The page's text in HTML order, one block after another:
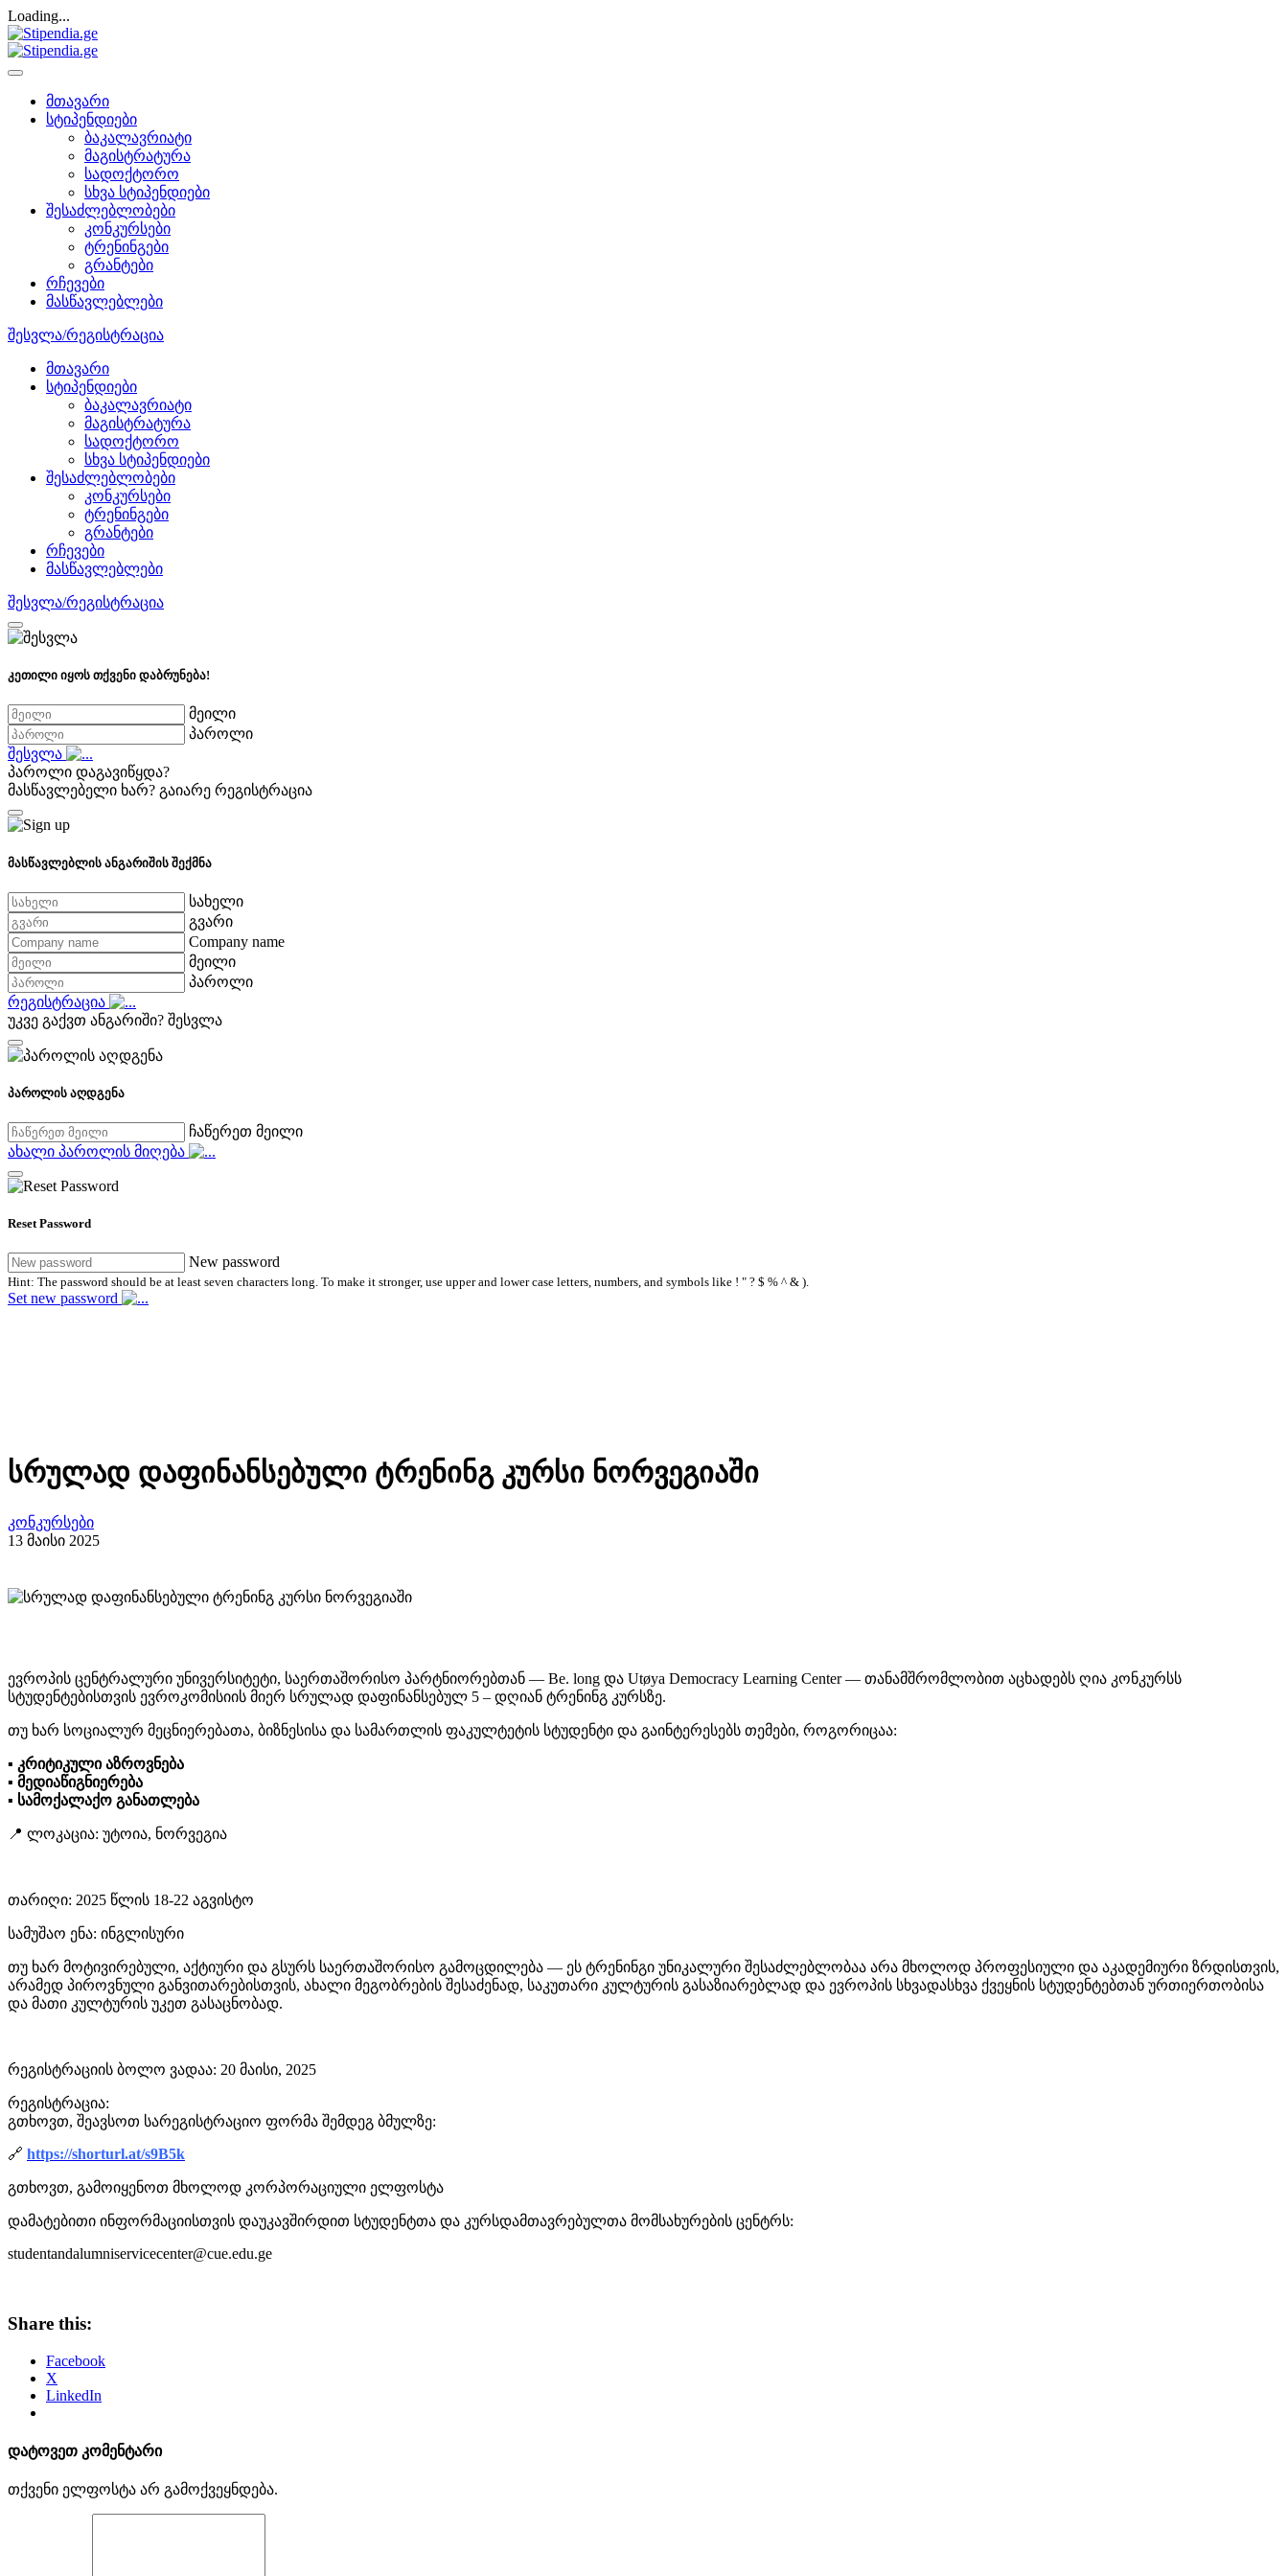
Loading...
მთავარი
სტიპენდიები
ბაკალავრიატი
მაგისტრატურა
სადოქტორო
სხვა სტიპენდიები
შესაძლებლობები
კონკურსები
ტრენინგები
გრანტები
რჩევები
მასწავლებლები
შესვლა/რეგისტრაცია
მთავარი
სტიპენდიები
ბაკალავრიატი
მაგისტრატურა
სადოქტორო
სხვა სტიპენდიები
შესაძლებლობები
კონკურსები
ტრენინგები
გრანტები
რჩევები
მასწავლებლები
შესვლა/რეგისტრაცია
კეთილი იყოს თქვენი დაბრუნება!
მეილი
პაროლი
შესვლა
პაროლი დაგავიწყდა?
მასწავლებელი ხარ? გაიარე რეგისტრაცია
მასწავლებლის ანგარიშის შექმნა
სახელი
გვარი
Company name
მეილი
პაროლი
რეგისტრაცია
უკვე გაქვთ ანგარიში? შესვლა
პაროლის აღდგენა
ჩაწერეთ მეილი
ახალი პაროლის მიღება
Reset Password
New password
Hint: The password should be at least seven characters long. To make it stronger, use upper and lower case letters, numbers, and symbols like ! " ? $ % ^ & ).
Set new password
სრულად დაფინანსებული ტრენინგ კურსი ნორვეგიაში
კონკურსები
13 მაისი 2025
ევროპის ცენტრალური უნივერსიტეტი, საერთაშორისო პარტნიორებთან — Be. long და Utøya Democracy Learning Center — თანამშრომლობით აცხადებს ღია კონკურსს
სტუდენტებისთვის ევროკომისიის მიერ სრულად დაფინანსებულ 5 – დღიან ტრენინგ კურსზე.
თუ ხარ სოციალურ მეცნიერებათა, ბიზნესისა და სამართლის ფაკულტეტის სტუდენტი და გაინტერესებს თემები, როგორიცაა:
▪ კრიტიკული აზროვნება
▪ მედიაწიგნიერება
▪ სამოქალაქო განათლება
📍 ლოკაცია: უტოია, ნორვეგია
თარიღი: 2025 წლის 18-22 აგვისტო
სამუშაო ენა: ინგლისური
თუ ხარ მოტივირებული, აქტიური და გსურს საერთაშორისო გამოცდილება — ეს ტრენინგი უნიკალური შესაძლებლობაა არა მხოლოდ პროფესიული და აკადემიური ზრდისთვის,
არამედ პიროვნული განვითარებისთვის, ახალი მეგობრების შესაძენად, საკუთარი კულტურის გასაზიარებლად და ევროპის სხვადასხვა ქვეყნის სტუდენტებთან ურთიერთობისა
და მათი კულტურის უკეთ გასაცნობად.
რეგისტრაციის ბოლო ვადაა: 20 მაისი, 2025
რეგისტრაცია:
გთხოვთ, შეავსოთ სარეგისტრაციო ფორმა შემდეგ ბმულზე:
🔗 https://shorturl.at/s9B5k
გთხოვთ, გამოიყენოთ მხოლოდ კორპორაციული ელფოსტა
დამატებითი ინფორმაციისთვის დაუკავშირდით სტუდენტთა და კურსდამთავრებულთა მომსახურების ცენტრს:
studentandalumniservicecenter@cue.edu.ge
Share this:
Facebook
X
LinkedIn
დატოვეთ კომენტარი
თქვენი ელფოსტა არ გამოქვეყნდება.